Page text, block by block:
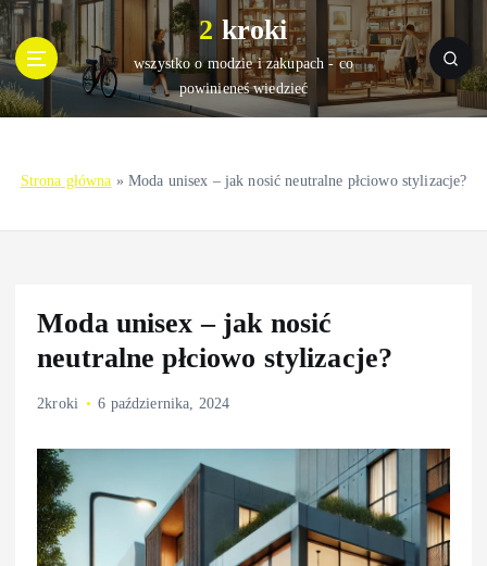
S
k
i
p
t
t
2 kroki
wszystko o modzie i zakupach - co
powinieneś wiedzieć
Strona główna » Moda unisex – jak nosić neutralne płciowo stylizacje?
Moda unisex – jak nosić
neutralne płciowo stylizacje?
2kroki 6 października, 2024